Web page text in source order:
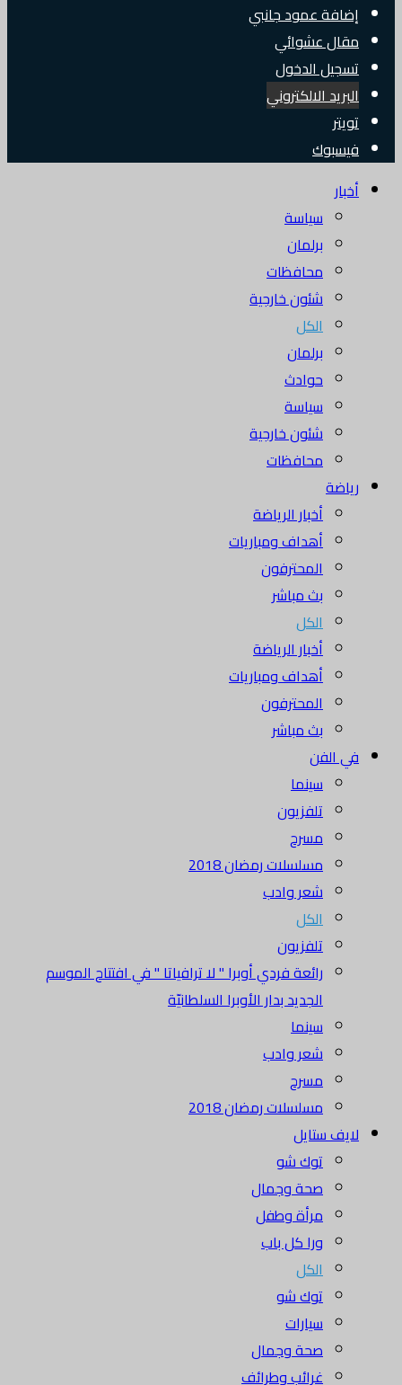
إضافة عمود جانبي
مقال عشوائي
تسجيل الدخول
البريد الالكتروني
تويتر
فيسبوك
أخبار
سياسة
برلمان
محافظات
شئون خارجية
الكل
برلمان
حوادث
سياسة
شئون خارجية
محافظات
رياضة
أخبار الرياضة
أهداف ومباريات
المحترفون
بث مباشر
الكل
أخبار الرياضة
أهداف ومباريات
المحترفون
بث مباشر
في الفن
سينما
تلفزيون
مسرح
مسلسلات رمضان 2018
شعر وادب
الكل
تلفزيون
رائعة فردي أوبرا " لا ترافياتا " في افتتاح الموسم
الجديد بدار الأوبرا السلطانيّة
سينما
شعر وادب
مسرح
مسلسلات رمضان 2018
لايف ستايل
توك شو
صحة وجمال
مرأة وطفل
ورا كل باب
الكل
توك شو
سيارات
صحة وجمال
غرائب وطرائف